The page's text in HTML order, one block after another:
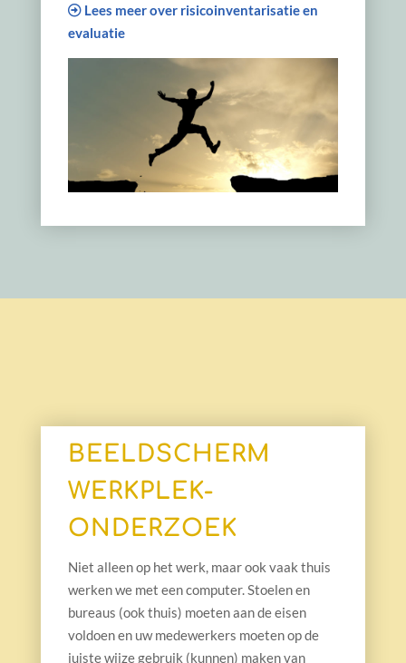
Lees meer over risicoinventarisatie en
evaluatie
BEELDSCHERM
WERKPLEK-
ONDERZOEK
Niet alleen op het werk, maar ook vaak thuis
werken we met een computer. Stoelen en
bureaus (ook thuis) moeten aan de eisen
voldoen en uw medewerkers moeten op de
juiste wijze gebruik (kunnen) maken van